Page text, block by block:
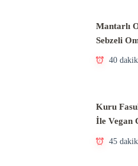
Mantarlı
Sebzeli
40
Kuru
İle Vegan
45